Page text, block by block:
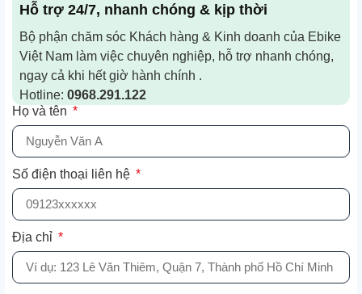
Hỗ trợ 24/7, nhanh chóng & kịp thời
Bộ phận chăm sóc Khách hàng & Kinh doanh của Ebike
Việt Nam làm việc chuyên nghiệp, hỗ trợ nhanh chóng,
ngay cả khi hết giờ hành chính .
Hotline: 0968.291.122
Họ và tên
Số điện thoại liên hệ
Địa chỉ